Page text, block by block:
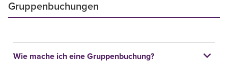
Gruppenbuchungen
Wie mache ich eine Gruppenbuchung?